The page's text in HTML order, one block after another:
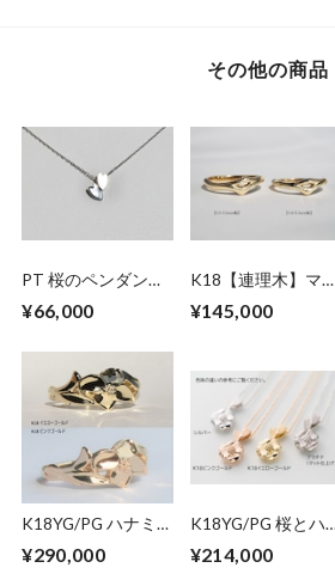
その他の商品
PT 桜のペンダント
¥66,000
K18【連理木】マリ
¥145,000
K18YG/PG ハナミ
ズキリング
¥290,000
K18YG/PG 桜とハ
ナミズキのペンダン
トネックレス
¥214,000